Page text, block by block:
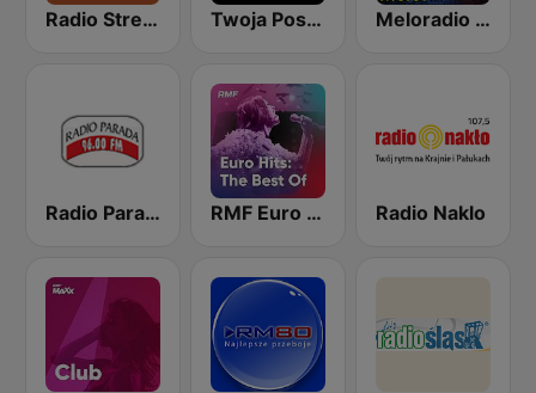
Radio Strefa FM Twoja Poska Stacja Meloradio Poznań
Radio Parada 96.0 FM RMF Euro Hits: The Best Of Radio Naklo